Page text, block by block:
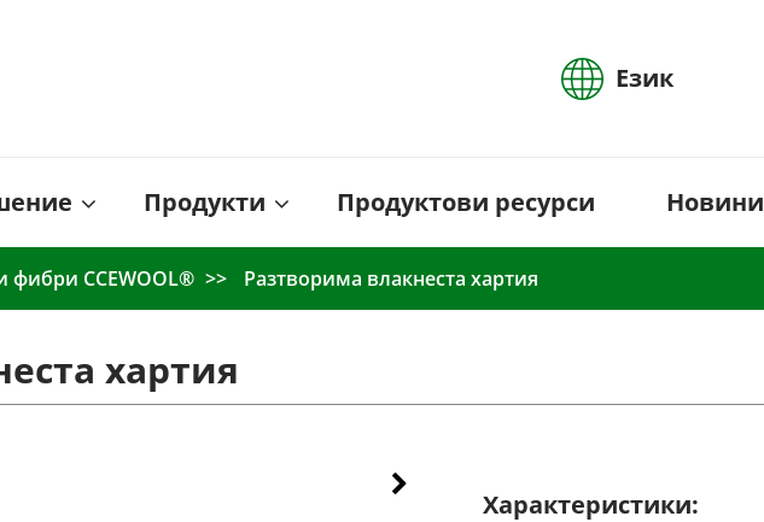
Език
Продукти Продуктови ресурси Новини
фибри CCEWOOL® Разтворима влакнеста хартия
хартия
Характеристики: